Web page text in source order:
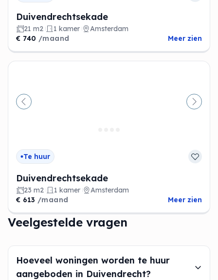
Duivendrechtsekade
21 m2 1 kamer
Amsterdam
€ 740 /maand Meer zien
Vorige
Te huur
Duivendrechtsekade
23 m2 1 kamer
Amsterdam
€ 613 /maand Meer zien
Veelgestelde vragen
Hoeveel woningen worden te huur
aangeboden in Duivendrecht?